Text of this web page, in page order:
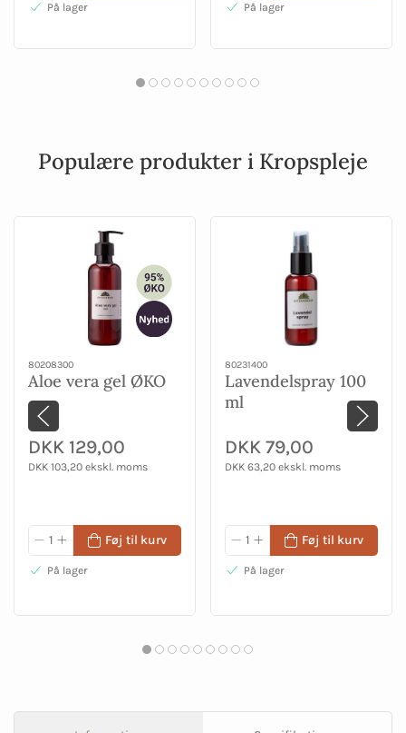
På lager På lager
Populære produkter i Kropspleje
80208300
Aloe vera gel ØKO
DKK 129,00
DKK 103,20 ekskl. moms
Føj til kurv
På lager
80231400
Lavendelspray 100
ml
DKK 79,00
DKK 63,20 ekskl. moms
Føj til kurv
På lager